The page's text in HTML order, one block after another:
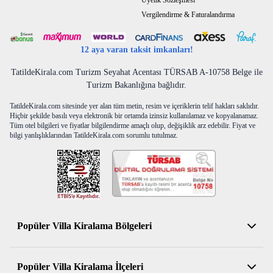
Vergilendirme & Faturalandırma
12 aya varan taksit imkanları!
TatildeKirala.com Turizm Seyahat Acentası TÜRSAB A-10758 Belge ile
Turizm Bakanlığına bağlıdır.
TatildeKirala.com sitesinde yer alan tüm metin, resim ve içeriklerin telif hakları saklıdır.
Hiçbir şekilde basılı veya elektronik bir ortamda izinsiz kullanılamaz ve kopyalanamaz.
Tüm otel bilgileri ve fiyatlar bilgilendirme amaçlı olup, değişiklik arz edebilir. Fiyat ve
bilgi yanlışlıklarından TatildeKirala.com sorumlu tutulmaz.
Popüler Villa Kiralama Bölgeleri
Antalya Kiralık Villa
Muğla Kiralık Villa
Popüler Villa Kiralama İlçeleri